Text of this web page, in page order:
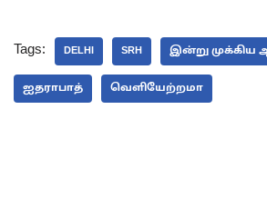
Tags: DELHI SRH இன்று முக்கிய
ஐதராபாத் வெளியேற்றமா